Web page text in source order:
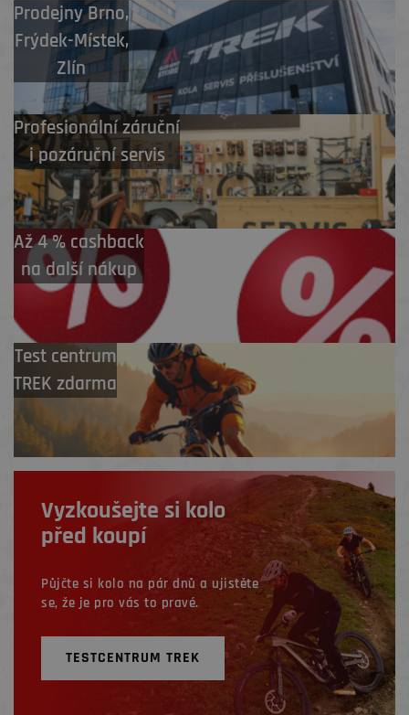
ProdejnyBrno,
Frýdek-Místek,
Zlín
Profesionální záruční
i pozáruční servis
Až 4 % cashback
na další nákup
Test centrum
TREK zdarma
Vyzkoušejte si kolo
před koupí
Půjčte si kolo na pár dnů a ujistěte
se, že je pro vás to pravé.
TESTCENTRUM TREK